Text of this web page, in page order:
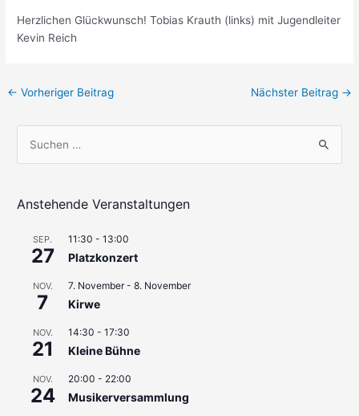
Herzlichen Glückwunsch! Tobias Krauth (links) mit Jugendleiter
Kevin Reich
Beitragsnavigation
← Vorheriger Beitrag Nächster Beitrag →
h
Anstehende Veranstaltungen
SEP.
27
11:30 -13:00
Platzkonzert
NOV.
7
7. November-8. November
Kirwe
NOV.
21
14:30 -17:30
Kleine Bühne
NOV.
24
20:00 - 22:00
Musikerversammlung